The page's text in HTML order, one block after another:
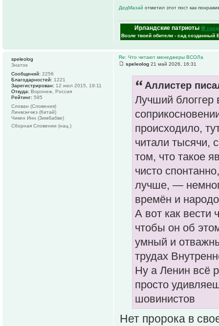
ДедМазай отметил этот пост как
Ирландские патриоты ⚽
Возле твоей обители - сад созданный
Re: Что читают менеджеры ВСОЛа
speleolog 21 май 2026, 16:31
Аллистер
Лучший
происходило,
читали тысячи,
том, что такое
чисто
лучше, —
времён и
А вот как вести
чтобы он об
умный и
трудах
Ну а Ленин всё
просто
шовинистов
Нет пророка в
speleolog
Знаток
Сообщений: 2256
Благодарностей: 1221
Зарегистрирован: 12 июл 2015, 19:11
Откуда: Воронеж, Россия
Рейтинг: 595
Слован (Словения)
Линмэнчжэ (Китай)
Чикен Инн (Зимбабве)
Сборная Словении (нац.)